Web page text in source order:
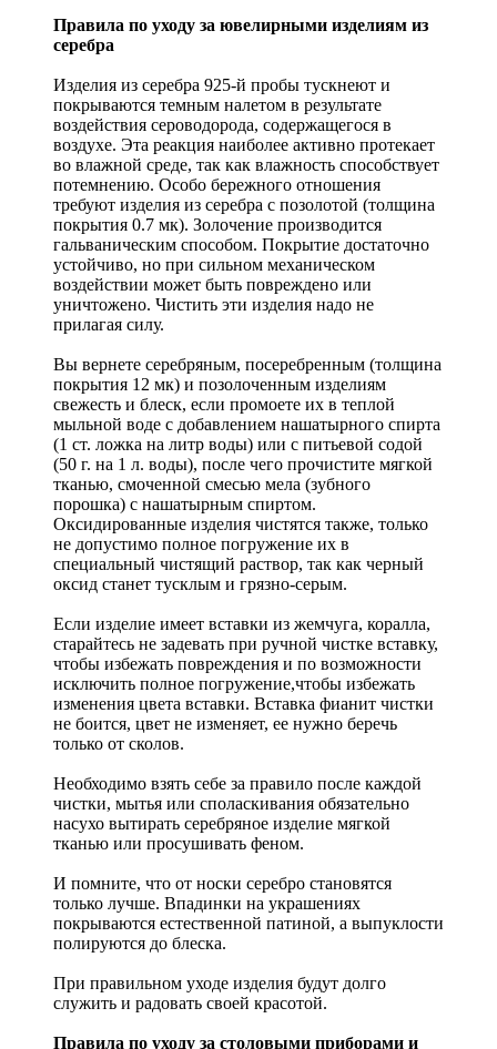
Правила по уходу за ювелирными изделиям из
серебра
Изделия из серебра 925-й пробы тускнеют и
покрываются темным налетом в результате
воздействия сероводорода, содержащегося в
воздухе. Эта реакция наиболее активно протекает
во влажной среде, так как влажность способствует
потемнению. Особо бережного отношения
требуют изделия из серебра с позолотой (толщина
покрытия 0.7 мк). Золочение производится
гальваническим способом. Покрытие достаточно
устойчиво, но при сильном механическом
воздействии может быть повреждено или
уничтожено. Чистить эти изделия надо не
прилагая силу.
Вы вернете серебряным, посеребренным (толщина
покрытия 12 мк) и позолоченным изделиям
свежесть и блеск, если промоете их в теплой
мыльной воде с добавлением нашатырного спирта
(1 ст. ложка на литр воды) или с питьевой содой
(50 г. на 1 л. воды), после чего прочистите мягкой
тканью, смоченной смесью мела (зубного
порошка) с нашатырным спиртом.
Оксидированные изделия чистятся также, только
не допустимо полное погружение их в
специальный чистящий раствор, так как черный
оксид станет тусклым и грязно-серым.
Если изделие имеет вставки из жемчуга, коралла,
старайтесь не задевать при ручной чистке вставку,
чтобы избежать повреждения и по возможности
исключить полное погружение,чтобы избежать
изменения цвета вставки. Вставка фианит чистки
не боится, цвет не изменяет, ее нужно беречь
только от сколов.
Необходимо взять себе за правило после каждой
чистки, мытья или споласкивания обязательно
насухо вытирать серебряное изделие мягкой
тканью или просушивать феном.
И помните, что от носки серебро становятся
только лучше. Впадинки на украшениях
покрываются естественной патиной, а выпуклости
полируются до блеска.
При правильном уходе изделия будут долго
служить и радовать своей красотой.
Правила по уходу за столовыми приборами и